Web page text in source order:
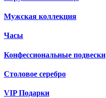
Мужская коллекция
Часы
Конфессиональные подвески
Столовое серебро
VIP Подарки